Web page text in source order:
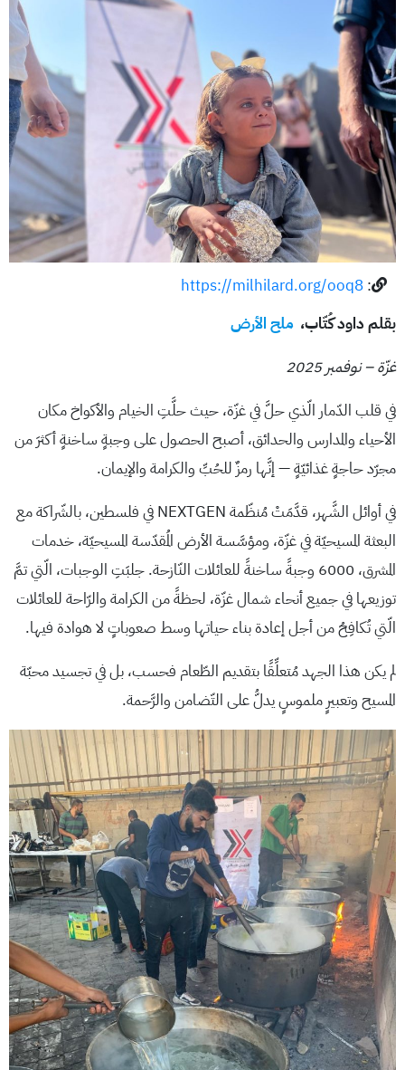
:
https://milhilard.org/ooq8
بقلم داود كُتّاب، ملح الأرض
غزّة – نوفمبر 2025
في قلب الدّمار الّذي حلَّ في غزّة، حيث حلَّتِ الخيام والأكواخ مكان
الأحياء والمدارس والحدائق، أصبح الحصول على وجبةٍ ساخنةٍ أكثرَ من
مجرّد حاجةٍ غذائيّةٍ — إنَّها رمزٌ للحُبِّ والكرامة والإيمان.
في أوائل الشَّهر، قدَّمَتْ مُنظّمة NEXTGEN في فلسطين، بالشّراكة مع
البعثة المسيحيّة في غزّة، ومؤسَّسة الأرض المُقدّسة المسيحيّة، خدمات
المشرق، 6000 وجبةً ساخنةً للعائلات النّازحة. جلبَتِ الوجبات، الّتي تمَّ
توزيعها في جميع أنحاء شمال غزّة، لحظةً من الكرامة والرّاحة للعائلات
الّتي تُكافِحُ من أجل إعادة بناء حياتها وسط صعوباتٍ لا هوادة فيها.
لم يكن هذا الجهد مُتعلِّقًا بتقديم الطّعام فحسب، بل في تجسيد محبّة
المسيح وتعبيرٍ ملموسٍ يدلُّ على التّضامن والرَّحمة.